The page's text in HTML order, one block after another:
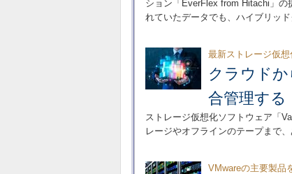
ション「EverFlex from Hitachi」の
れていたデータでも、ハイブリッ
最新ストレージ仮
クラウド
合管理する
ストレージ仮想化ソフトウェア「
レージやオフラインのテープまで
VMwareの主要製品